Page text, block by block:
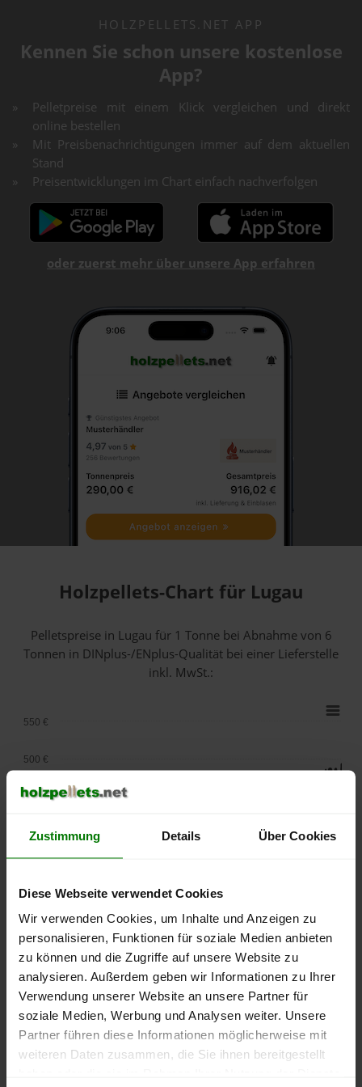
Zustimmung Details Über Cookies
Diese Webseite verwendet Cookies
Wir verwenden Cookies, um Inhalte und Anzeigen zu
personalisieren, Funktionen für soziale Medien anbieten
zu können und die Zugriffe auf unsere Website zu
analysieren. Außerdem geben wir Informationen zu Ihrer
Verwendung unserer Website an unsere Partner für
soziale Medien, Werbung und Analysen weiter. Unsere
Partner führen diese Informationen möglicherweise mit
weiteren Daten zusammen, die Sie ihnen bereitgestellt
HOLZPELLETS.NET APP
Kennen Sie schon unsere kostenlose
App?
Pelletpreise mit einem Klick vergleichen und direkt
online bestellen
Mit Preisbenachrichtigungen immer auf dem aktuellen
Stand
Preisentwicklungen im Chart einfach nachverfolgen
oder zuerst mehr über unsere App erfahren
Holzpellets-Chart für Lugau
Pelletspreise in Lugau für 1 Tonne bei Abnahmevon 6
Tonnen in DINplus-/ENplus-Qualität bei einer Lieferstelle
inkl. MwSt.:
lose Ware Sackware
September
Januar
Mai
250 €
400 €
450 €
500 €
550 €
Die aktuelle Preisentwicklung für Holzpellets in Deutschland
können Sie jederzeit auf unsererPelletspreise-Seite
nachvollziehen.